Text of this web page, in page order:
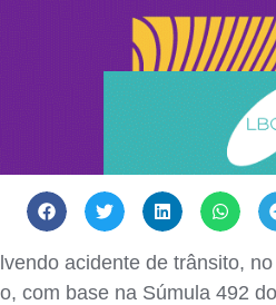
acidente de trânsito,
com base na Súmula 492